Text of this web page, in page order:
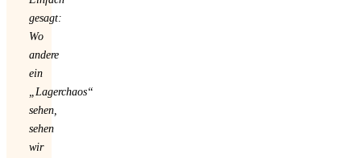
gesagt:
Wo
andere
ein
„Lagerchaos“
sehen,
sehen
wir